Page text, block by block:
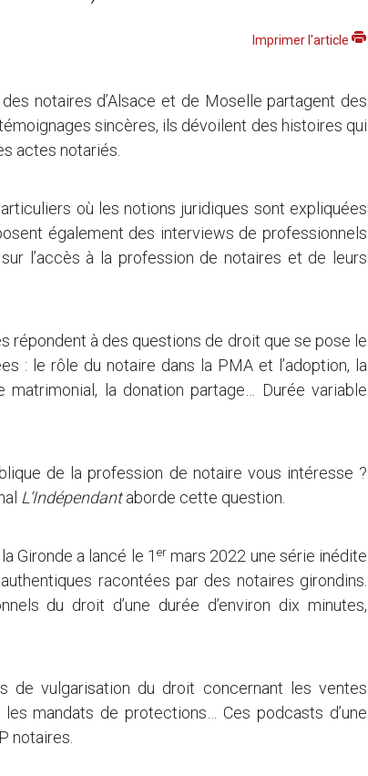
Imprimer l'article
notaires d’Alsace et de Moselle partagent des
sincères, ils dévoilent des histoires qui
actes notariés.
où les notions juridiques sont expliquées
également des interviews de professionnels
l’accès à la profession de notaires et de leurs
répondent à des questions de droit que se pose le
: le rôle du notaire dans la PMA et l’adoption, la
la donation partage… Durée variable
de la profession de notaire vous intéresse ?
L’Indépendantaborde cette question.
Gironde a lancé le 1 ermars 2022 une série inédite
racontées par des notaires girondins.
du droit d’une durée d’environ dix minutes,
de vulgarisation du droit concernant les ventes
mandats de protections… Ces podcasts d’une
notaires.